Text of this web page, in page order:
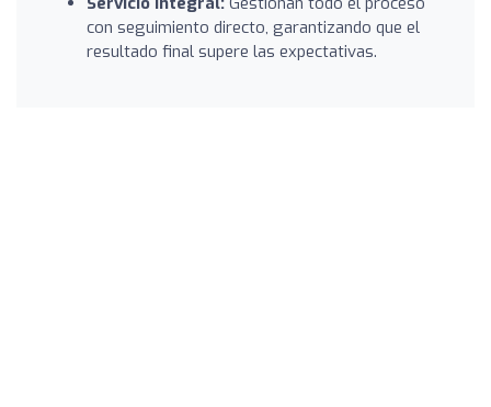
con seguimiento directo, garantizando que el
resultado final supere las expectativas.